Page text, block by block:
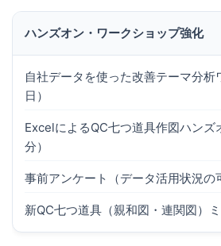
ハンズオン・ワークショップ強化
自社データを使った改善テーマ分析
日）
ExcelによるQC七つ道具作図ハンズ
分）
事前アンケート（データ活用状況の
新QC七つ道具（親和図・連関図）